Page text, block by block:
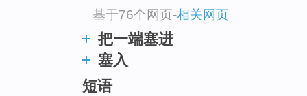
基于76个网页-相关网页
把一端塞进
塞入
短语